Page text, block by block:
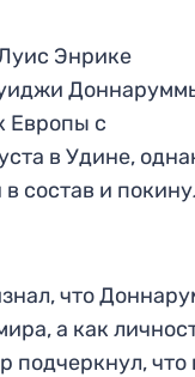
Энрике
Европы с
в Удине,
состав и
что
а как
подчеркнул, что